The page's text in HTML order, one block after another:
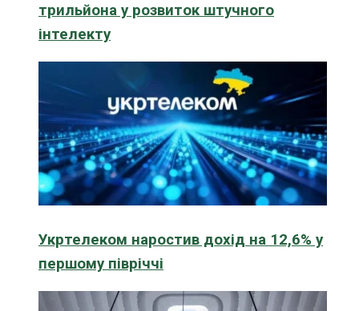
трильйона у розвиток штучного
інтелекту
Укртелеком наростив дохід на 12,6% у
першому півріччі